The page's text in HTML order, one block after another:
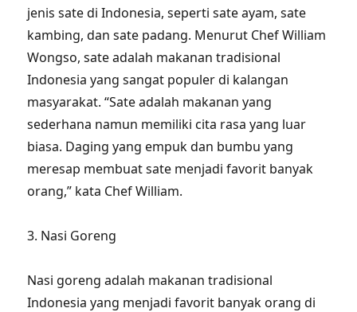
jenis sate di Indonesia, seperti sate ayam, sate
kambing, dan sate padang. Menurut Chef William
Wongso, sate adalah makanan tradisional
Indonesia yang sangat populer di kalangan
masyarakat. “Sate adalah makanan yang
sederhana namun memiliki cita rasa yang luar
biasa. Daging yang empuk dan bumbu yang
meresap membuat sate menjadi favorit banyak
orang,” kata Chef William.
3. Nasi Goreng
Nasi goreng adalah makanan tradisional
Indonesia yang menjadi favorit banyak orang di